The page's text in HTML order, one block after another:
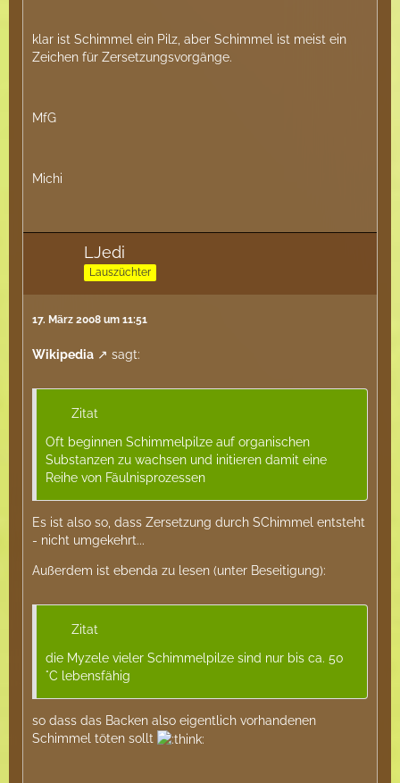
klar ist Schimmel ein Pilz, aber Schimmel ist meist ein
Zeichen für Zersetzungsvorgänge.
MfG
Michi
LJedi
Lauszüchter
17. März 2008 um 11:51
Wikipedia sagt:
Zitat
Oft beginnen Schimmelpilze auf organischen
Substanzen zu wachsen und initieren damit eine
Reihe von Fäulnisprozessen
Es ist also so, dass Zersetzung durch SChimmel entsteht
- nicht umgekehrt...
Außerdem ist ebenda zu lesen (unter Beseitigung):
Zitat
die Myzele vieler Schimmelpilze sind nur bis ca. 50
°C lebensfähig
so dass das Backen also eigentlich vorhandenen
Schimmel töten sollt